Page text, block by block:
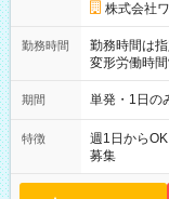
株式会社
勤務時間
勤務時間は
変形労働時間制 想
～21：00
期間 単発・1日の
特徴
週1日から
募集